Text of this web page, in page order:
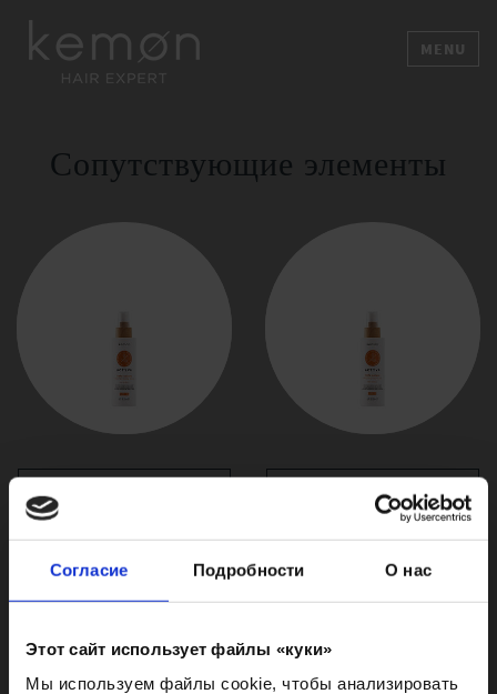
Согласие Подробности О нас
Этот сайт использует файлы «куки»
Мы используем файлы cookie, чтобы анализировать
MENU
Сопутствующие элементы
PROTECTION MILK
SPF 10 - 125 мл
PROTECTION OIL
SPF 6 - 125 мл